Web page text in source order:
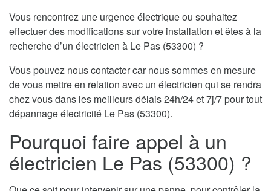
Vous rencontrez une urgence électrique ou souhaitez
effectuer des modifications sur votre installation et êtes à la
recherche d’un électricien à Le Pas (53300) ?
Vous pouvez nous contacter car nous sommes en mesure
de vous mettre en relation avec un électricien qui se rendra
chez vous dans les meilleurs délais 24h/24 et 7j/7 pour tout
dépannage électricité Le Pas (53300).
Pourquoi faire appel à un
électricien Le Pas (53300) ?